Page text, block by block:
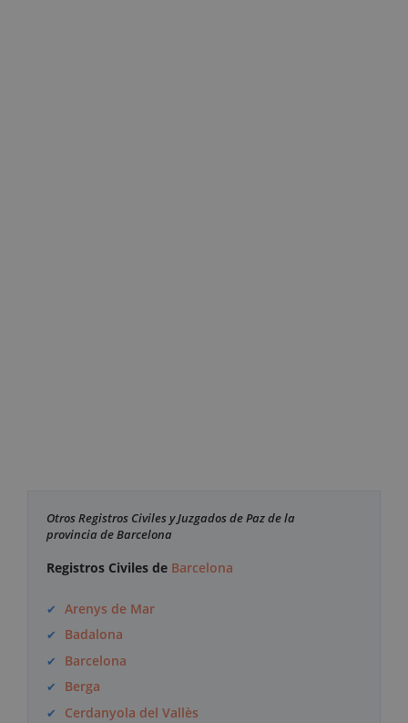
Otros Registros Civiles y Juzgados de Paz de la
provincia de Barcelona
Registros Civiles de Barcelona
Arenys de Mar
Badalona
Barcelona
Berga
Cerdanyola del Vallès